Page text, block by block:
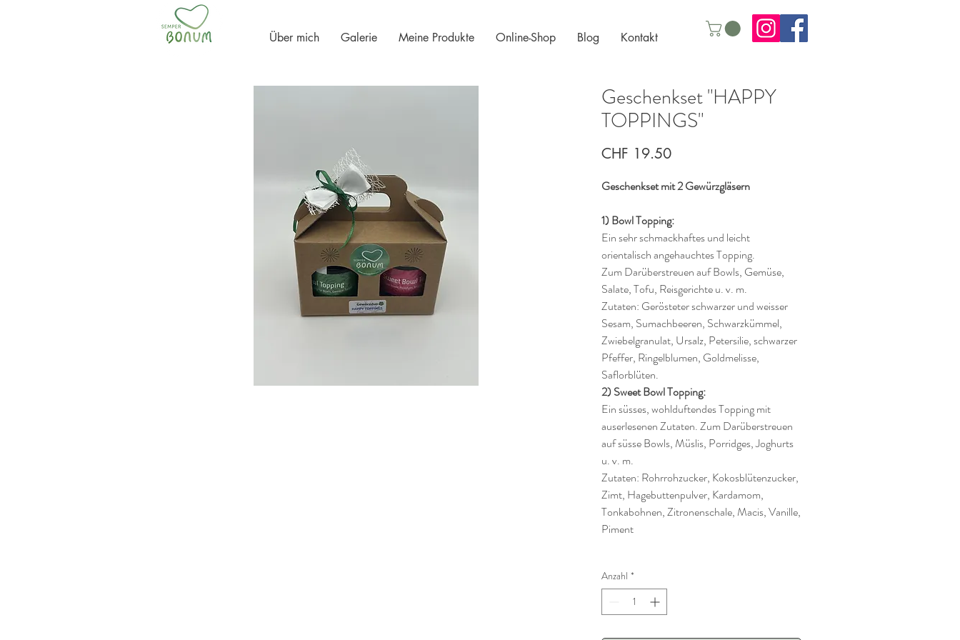
Über mich Galerie Meine Produkte Online-Shop Blog Kontakt
Geschenkset "HAPPY
TOPPINGS"
CHF 19.50Preis
Geschenkset mit 2 Gewürzgläsern
1) Bowl Topping:
Ein sehr schmackhaftes und leicht
orientalisch angehauchtes Topping.
Zum Darüberstreuen auf Bowls, Gemüse,
Salate, Tofu, Reisgerichte u. v. m.
Zutaten: Gerösteter schwarzer und weisser
Sesam, Sumachbeeren, Schwarzkümmel,
Zwiebelgranulat, Ursalz, Petersilie, schwarzer
Pfeffer, Ringelblumen, Goldmelisse,
Saflorblüten.
2) Sweet Bowl Topping:
Ein süsses, wohlduftendes Topping mit
auserlesenen Zutaten. Zum Darüberstreuen
auf süsse Bowls, Müslis, Porridges, Joghurts
u. v. m.
Zutaten: Rohrrohzucker, Kokosblütenzucker,
Zimt, Hagebuttenpulver, Kardamom,
Tonkabohnen, Zitronenschale, Macis, Vanille,
Piment
Anzahl *